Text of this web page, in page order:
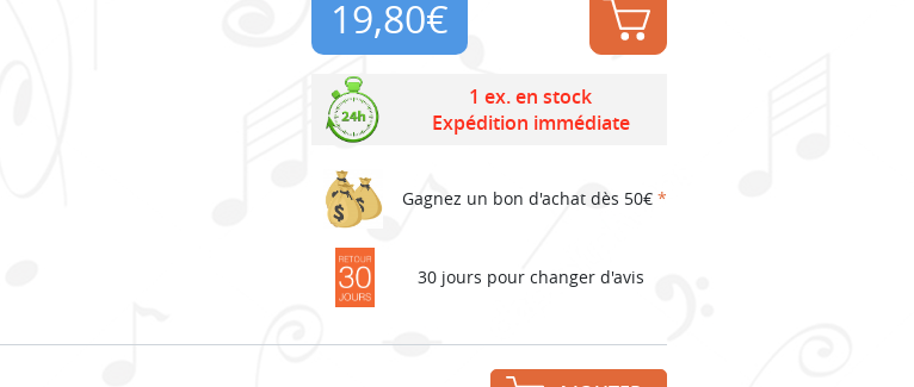
19,80€
1 ex. en stock
Expédition immédiate
Gagnez un bon d'achat dès 50€ *
30 jours pour changer d'avis